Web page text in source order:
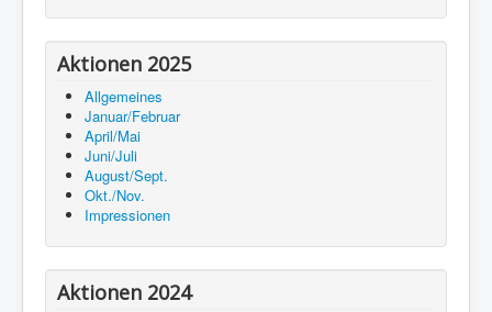
Aktionen 2025
Allgemeines
Januar/Februar
April/Mai
Juni/Juli
August/Sept.
Okt./Nov.
Impressionen
Aktionen 2024